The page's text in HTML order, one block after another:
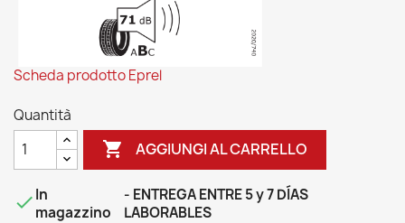
Scheda prodotto Eprel
Quantità
 AGGIUNGI AL CARRELLO
In
magazzino
- ENTREGA ENTRE 5 y 7 DÍAS
LABORABLES